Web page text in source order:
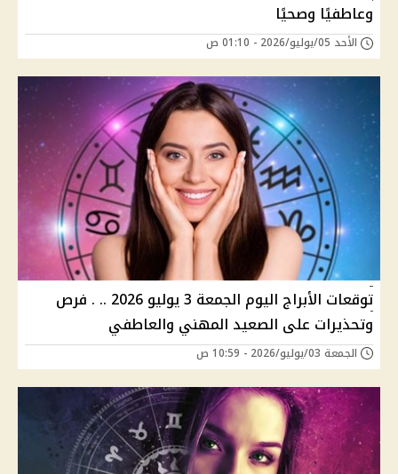
وعاطفيًا وصحيًا
الأحد 05/يوليو/2026 - 01:10 ص
توقعات الأبراج اليوم الجمعة 3 يوليو 2026 .. . فرص
وتحذيرات على الصعيد المهني والعاطفي
الجمعة 03/يوليو/2026 - 10:59 ص